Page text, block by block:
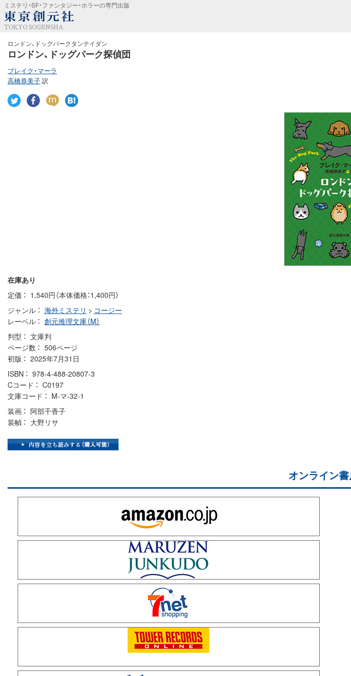
ミステリ・SF・ファンタジー・ホラーの専門出版
TOKYO SOGENSHA
ロンドン、ドッグパークタンテイダン
ロンドン、ドッグパーク探偵団
ブレイク・マーラ
高橋恭美子訳
在庫あり
定価
1,540円（本体価格：1,400円）
ジャンル
海外ミステリ > コージー
レーベル
創元推理文庫（M）
判型
文庫判
ページ数
506ページ
初版
2025年7月31日
ISBN
978-4-488-20807-3
Cコード
C0197
文庫コード
M-マ-32-1
装画
阿部千香子
装幀
大野リサ
オンライン